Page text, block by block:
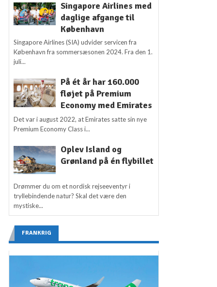
Singapore Airlines med
daglige afgange til
København
Singapore Airlines (SIA) udvider servicen fra
København fra sommersæsonen 2024. Fra den 1.
juli...
På ét år har 160.000
fløjet på Premium
Economy med Emirates
Det var i august 2022, at Emirates satte sin nye
Premium Economy Class i...
Oplev Island og
Grønland på én flybillet
Drømmer du om et nordisk rejseeventyr i
tryllebindende natur? Skal det være den
mystiske...
FRANKRIG